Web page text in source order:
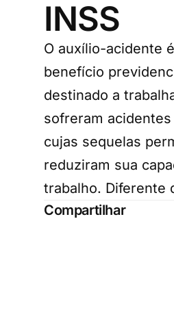
INSS
O auxílio-acidente
benefício
destinado a
sofreram
cujas sequelas
reduziram sua
trabalho. Diferente
Compartilhar